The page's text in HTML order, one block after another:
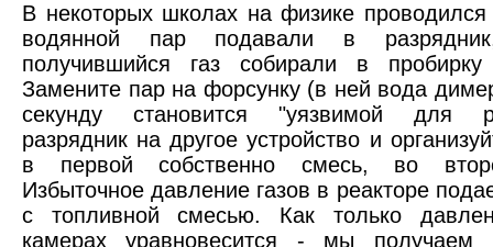
В некоторых школах на физике
водянной пар подавали в
получившийся газ собирали в
Замените пар на форсунку (в ней вода
секунду становится "уязвимой для
разрядник на другое устройство и
в первой собственно смесь, во
Избыточное давление газов в реакторе
с топливной смесью. Как только
камерах уравновесится - мы получаем